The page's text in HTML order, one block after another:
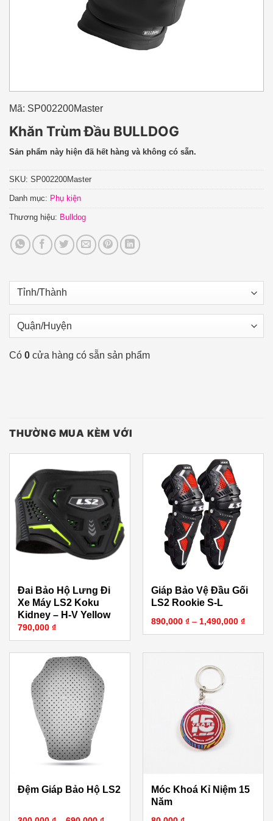
Mã: SP002200Master
Khăn Trùm Đầu BULLDOG
Sản phẩm này hiện đã hết hàng và không có sẵn.
SKU: SP002200Master
Danh mục: Phụ kiện
Thương hiệu: Bulldog
Có 0 cửa hàng có sẵn sản phẩm
THƯỜNG MUA KÈM VỚI
Đai Bảo Hộ Lưng Đi
Xe Máy LS2 Koku
Kidney – H-V Yellow
790,000₫
Giáp Bảo Vệ Đầu Gối
LS2 Rookie S-L
890,000₫ – 1,490,000₫
Đệm Giáp Bảo Hộ LS2
Móc Khoá Kỉ Niệm 15
Năm